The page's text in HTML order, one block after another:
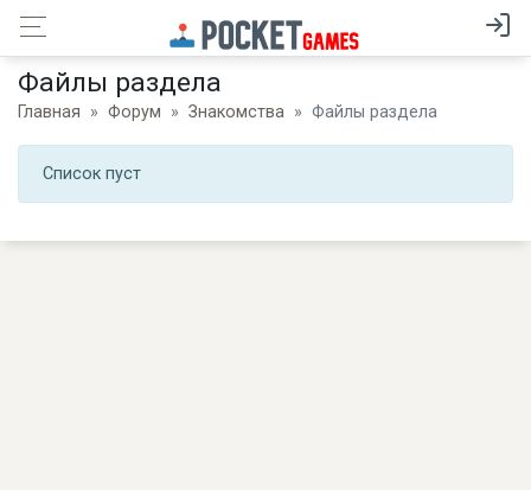
Файлы раздела
Главная Форум Знакомства Файлы раздела
Список пуст